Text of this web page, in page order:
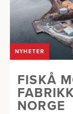
NYHETER
FISKÅ
NORGE